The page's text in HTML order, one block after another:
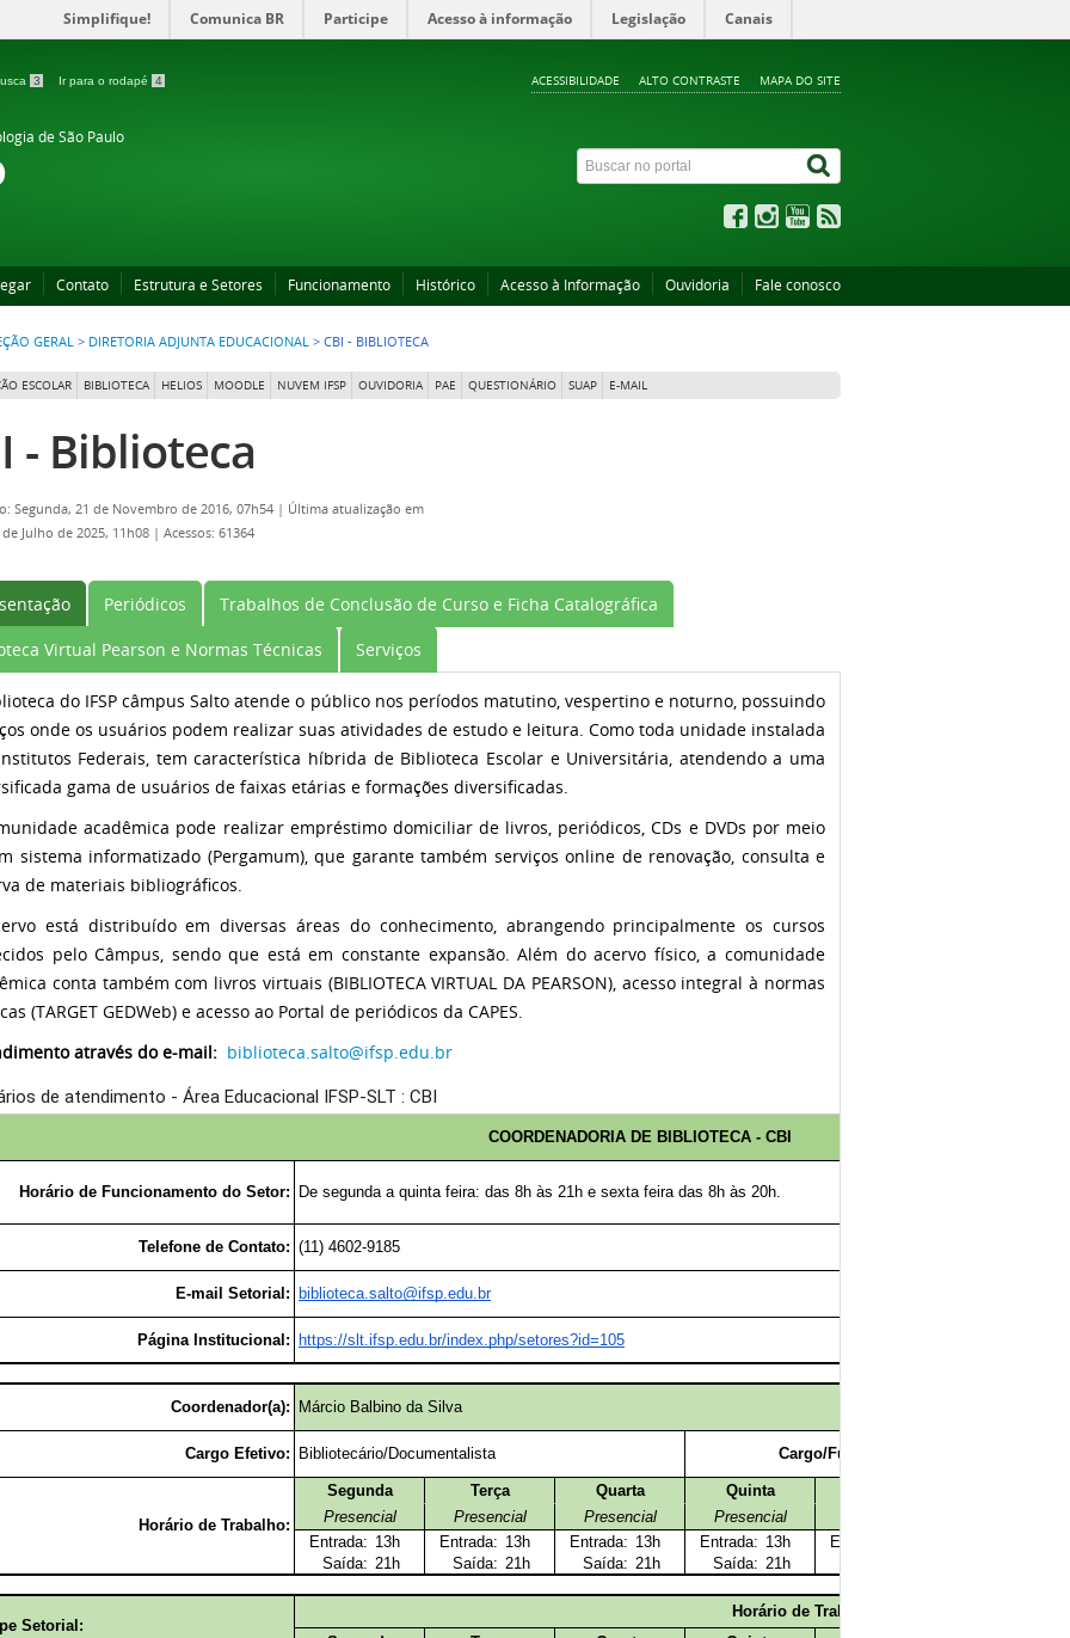
Simplifique! Comunica BR Participe Acesso à informação Legislação Canais
3 Ir para o rodapé 4 ACESSIBILIDADE ALTO CONTRASTE MAPA DO SITE
de São Paulo
Contato Estrutura e Setores Funcionamento Histórico Acesso à Informação Ouvidoria Fale conosco
GERAL > DIRETORIA ADJUNTA EDUCACIONAL > CBI - BIBLIOTECA
ESCOLAR BIBLIOTECA HELIOS MOODLE NUVEM IFSP OUVIDORIA PAE QUESTIONÁRIO SUAP E-MAIL
- Biblioteca
Segunda, 21 de Novembro de 2016, 07h54 | Última atualização em
de Julho de 2025, 11h08 | Acessos: 61364
Periódicos
Trabalhos de Conclusão de Curso e Ficha Catalográfica
Virtual Pearson e Normas Técnicas
Serviços
do IFSP câmpus Salto atende o público nos períodos matutino, vespertino e noturno, possuindo
onde os usuários podem realizar suas atividades de estudo e leitura. Como toda unidade instalada
Federais, tem característica híbrida de Biblioteca Escolar e Universitária, atendendo a uma
gama de usuários de faixas etárias e formações diversificadas.
acadêmica pode realizar empréstimo domiciliar de livros, periódicos, CDs e DVDs por meio
sistema informatizado (Pergamum), que garante também serviços online de renovação, consulta e
de materiais bibliográficos.
está distribuído em diversas áreas do conhecimento, abrangendo principalmente os cursos
pelo Câmpus, sendo que está em constante expansão. Além do acervo físico, a comunidade
conta também com livros virtuais (BIBLIOTECA VIRTUAL DA PEARSON), acesso integral à normas
(TARGET GEDWeb) e acesso ao Portal de periódicos da CAPES.
através do e-mail: biblioteca.salto@ifsp.edu.br